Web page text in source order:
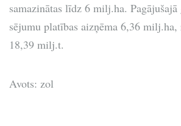
samazinātas līdz 6 milj.ha. Pagājušajā
sējumu platības aizņēma 6,36 milj.ha,
18,39 milj.t.
Avots: zol